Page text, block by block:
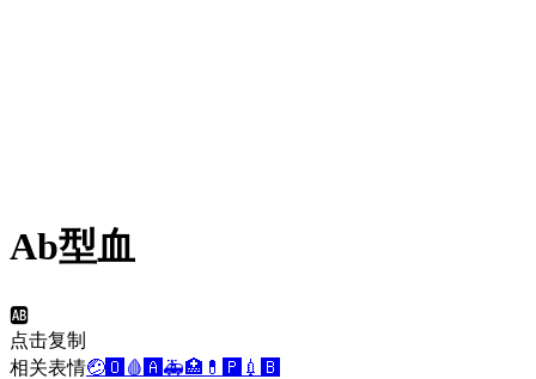
Ab型血
🆎
点击复制
相关表情🤕 🅾️ 🩸 🅰️ 🚑🏥 💊 🅿️ 💉 🅱️